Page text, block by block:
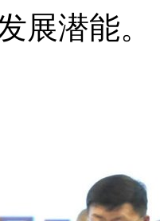
展潜能。